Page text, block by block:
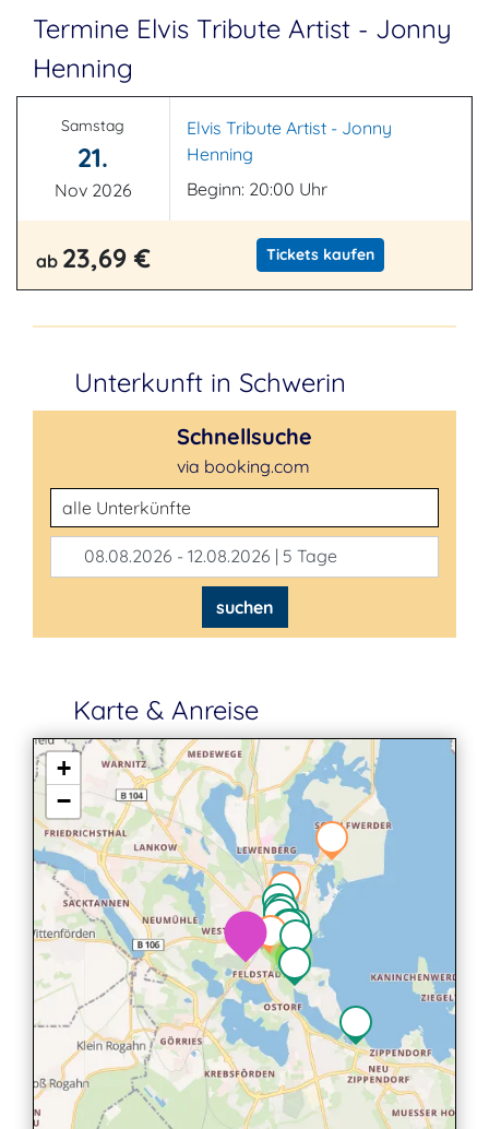
Termine Elvis Tribute Artist - Jonny
Henning
Samstag
21.
Nov 2026
Elvis Tribute Artist - Jonny
Henning
Beginn: 20:00 Uhr
ab 23,69 € Tickets kaufen
Unterkunft in Schwerin
Schnellsuche
via booking.com
Unterkunftsart
08.08.2026 - 12.08.2026 | 5 Tage
suchen
Karte & Anreise
2
2
+
−